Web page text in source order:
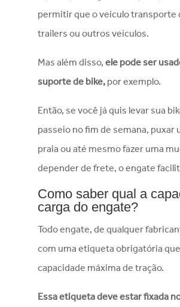
permitir que o veículo transporte
trailers ou outros veículos.
Mas além disso, ele pode ser
suporte de bike, por exemplo.
Então, se você já quis levar sua
passeio no fim de semana, puxar
praia ou até mesmo fazer uma
depender de frete, o engate
Como saber qual a
carga do engate?
Todo engate, de qualquer
com uma etiqueta obrigatória
capacidade máxima de tração.
Essa etiqueta deve estar fixada